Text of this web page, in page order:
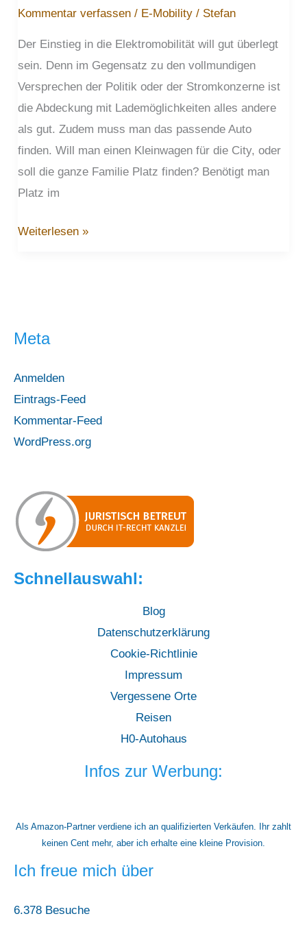
Kommentar verfassen / E-Mobility / Stefan
Der Einstieg in die Elektromobilität will gut überlegt
sein. Denn im Gegensatz zu den vollmundigen
Versprechen der Politik oder der Stromkonzerne ist
die Abdeckung mit Lademöglichkeiten alles andere
als gut. Zudem muss man das passende Auto
finden. Will man einen Kleinwagen für die City, oder
soll die ganze Familie Platz finden? Benötigt man
Platz im
Der
Mobilität
Weiterlesen »
Meta
Anmelden
Eintrags-Feed
Kommentar-Feed
WordPress.org
Schnellauswahl:
Blog
Datenschutzerklärung
Cookie-Richtlinie
Impressum
Vergessene Orte
Reisen
H0-Autohaus
Infos zur Werbung:
Als Amazon-Partner verdiene ich an qualifizierten Verkäufen. Ihr zahlt
keinen Cent mehr, aber ich erhalte eine kleine Provision.
Ich freue mich über
6.378 Besuche